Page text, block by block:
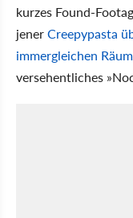
kurzes Found-
jenerCreepypasta
immergleichen
versehentliches